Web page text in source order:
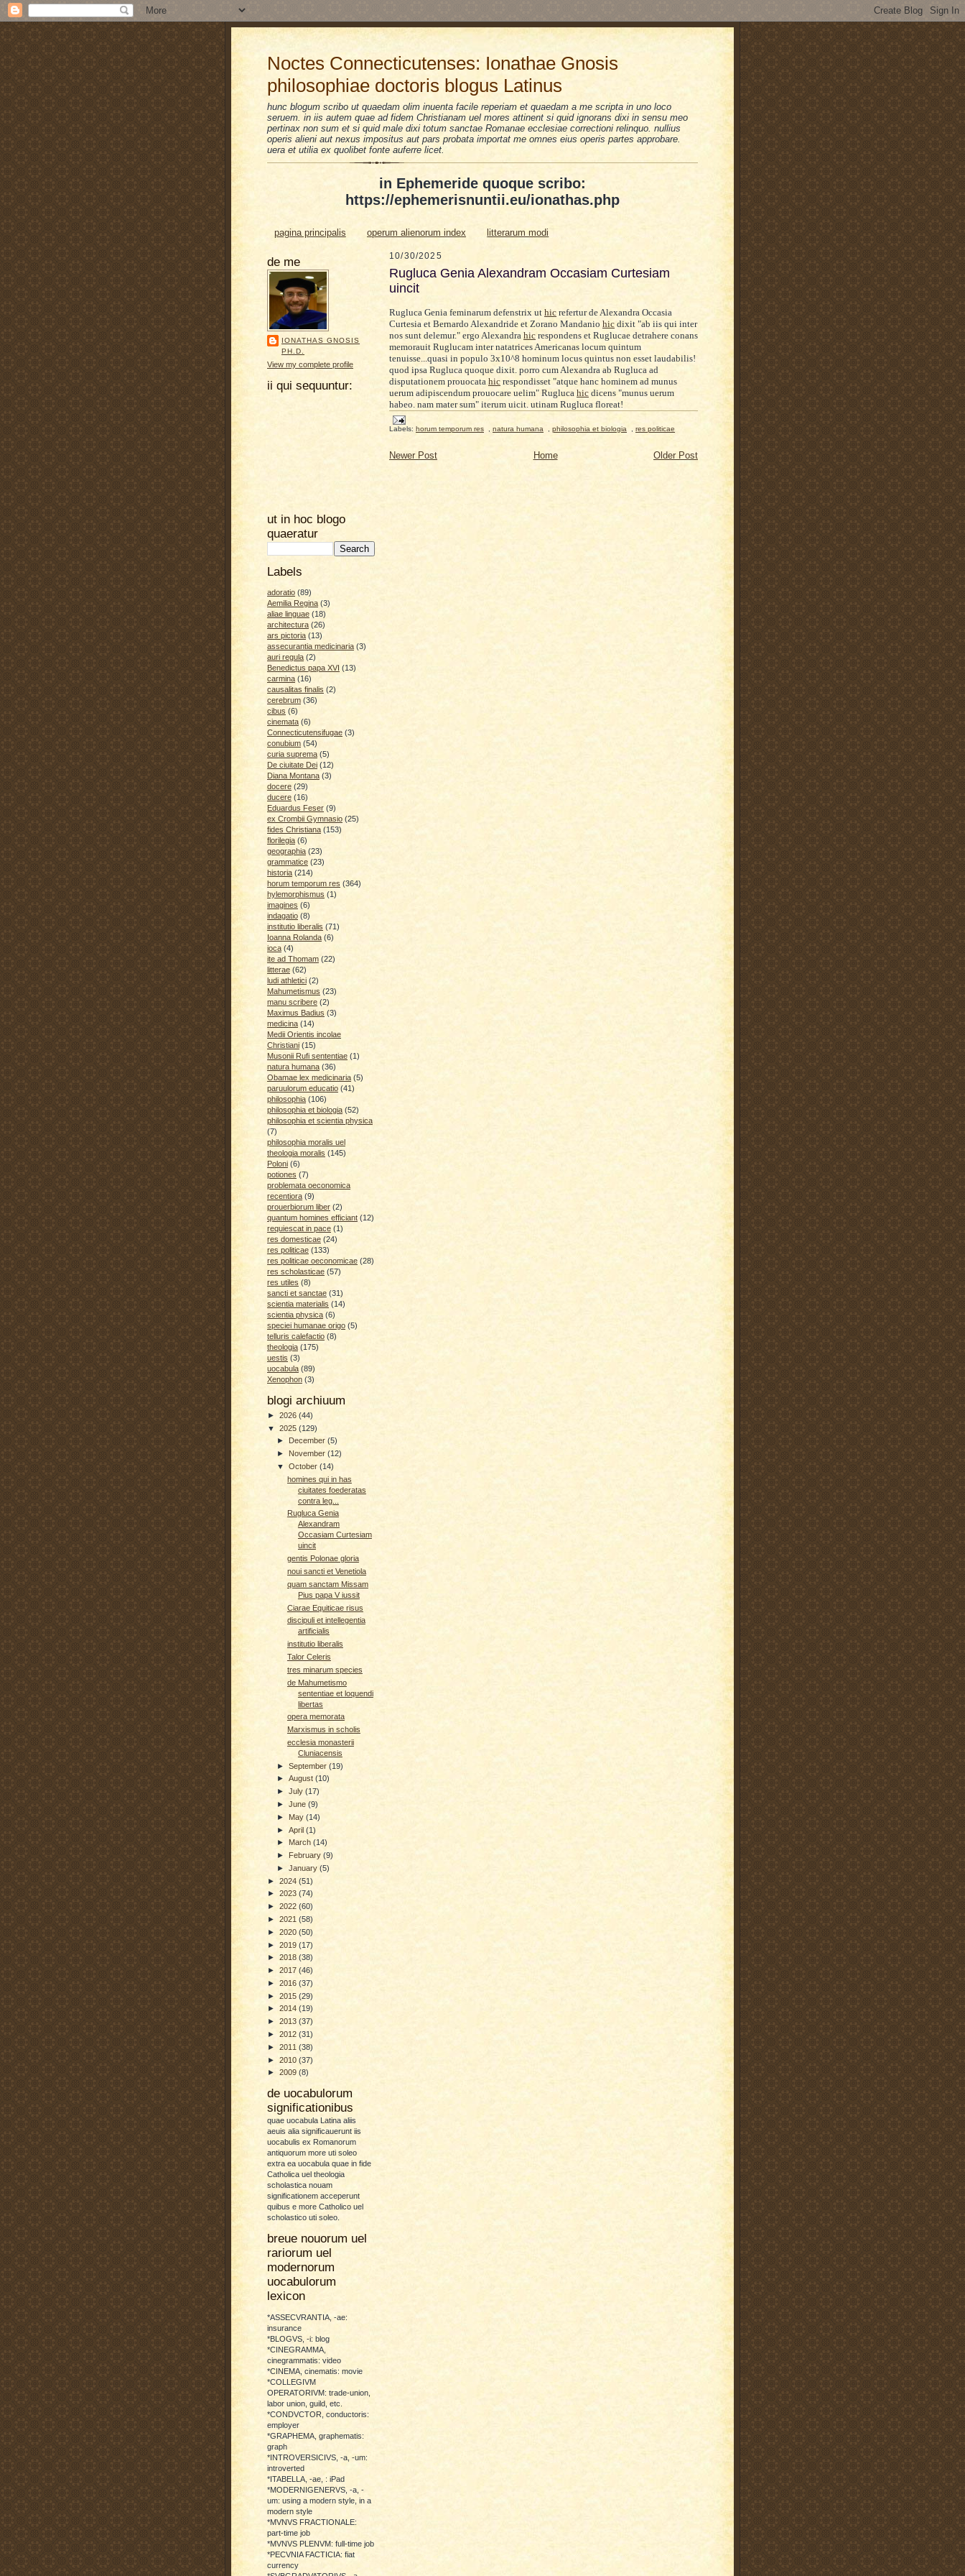
Noctes Connecticutenses: Ionathae Gnosis
philosophiae doctoris blogus Latinus
hunc blogum scribo ut quaedam olim inuenta facile reperiam et quaedam a me scripta in uno loco
seruem. in iis autem quae ad fidem Christianam uel mores attinent si quid ignorans dixi in sensu meo
pertinax non sum et si quid male dixi totum sanctae Romanae ecclesiae correctioni relinquo. nullius
operis alieni aut nexus impositus aut pars probata importat me omnes eius operis partes approbare.
uera et utilia ex quolibet fonte auferre licet.
in Ephemeride quoque scribo:
https://ephemerisnuntii.eu/ionathas.php
pagina principalis operum alienorum index litterarum modi
de me
IONATHAS GNOSIS
PH.D.
View my complete profile
ii qui sequuntur:
ut in hoc blogo
quaeratur
Labels
adoratio (89)
Aemilia Regina (3)
aliae linguae (18)
architectura (26)
ars pictoria (13)
assecurantia medicinaria (3)
auri regula (2)
Benedictus papa XVI (13)
carmina (16)
causalitas finalis (2)
cerebrum (36)
cibus (6)
cinemata (6)
Connecticutensifugae (3)
conubium (54)
curia suprema (5)
De ciuitate Dei (12)
Diana Montana (3)
docere (29)
ducere (16)
Eduardus Feser (9)
ex Crombii Gymnasio (25)
fides Christiana (153)
florilegia (6)
geographia (23)
grammatice (23)
historia (214)
horum temporum res (364)
hylemorphismus (1)
imagines (6)
indagatio (8)
institutio liberalis (71)
Ioanna Rolanda (6)
ioca (4)
ite ad Thomam (22)
litterae (62)
ludi athletici (2)
Mahumetismus (23)
manu scribere (2)
Maximus Badius (3)
medicina (14)
Medii Orientis incolae
Christiani (15)
Musonii Rufi sententiae (1)
natura humana (36)
Obamae lex medicinaria (5)
paruulorum educatio (41)
philosophia (106)
philosophia et biologia (52)
philosophia et scientia physica
(7)
philosophia moralis uel
theologia moralis (145)
Poloni (6)
potiones (7)
problemata oeconomica
recentiora (9)
prouerbiorum liber (2)
quantum homines efficiant (12)
requiescat in pace (1)
res domesticae (24)
res politicae (133)
res politicae oeconomicae (28)
res scholasticae (57)
res utiles (8)
sancti et sanctae (31)
scientia materialis (14)
scientia physica (6)
speciei humanae origo (5)
telluris calefactio (8)
theologia (175)
uestis (3)
uocabula (89)
Xenophon (3)
blogi archiuum
► 2026 (44)
▼ 2025 (129)
►
December(5)
► November(12)
▼October(14)
homines qui in has
ciuitates foederatas
contra leg...
Rugluca Genia
Alexandram
Occasiam Curtesiam
uincit
gentis Polonae gloria
noui sancti et Venetiola
quam sanctam Missam
Pius papa V iussit
Ciarae Equiticae risus
discipuli et intellegentia
artificialis
institutio liberalis
Talor Celeris
tres minarum species
de Mahumetismo
sententiae et loquendi
libertas
opera memorata
Marxismus in scholis
ecclesia monasterii
Cluniacensis
►September(19)
►August(10)
►July(17)
►June(9)
►May(14)
►April(1)
► March(14)
► February(9)
►January(5)
► 2024 (51)
► 2023 (74)
► 2022 (60)
► 2021 (58)
► 2020 (50)
► 2019 (17)
► 2018 (38)
► 2017 (46)
► 2016 (37)
► 2015 (29)
► 2014 (19)
► 2013 (37)
► 2012 (31)
► 2011 (38)
► 2010 (37)
► 2009 (8)
de uocabulorum
significationibus
quae uocabula Latina aliis
aeuis alia significauerunt iis
uocabulis ex Romanorum
antiquorum more uti soleo
extra ea uocabula quae in fide
Catholica uel theologia
scholastica nouam
significationem acceperunt
quibus e more Catholico uel
scholastico uti soleo.
breue nouorum uel
rariorum uel
modernorum
uocabulorum
lexicon
*ASSECVRANTIA, -ae:
insurance
*BLOGVS, -i: blog
*CINEGRAMMA,
cinegrammatis: video
*CINEMA, cinematis: movie
*COLLEGIVM
OPERATORIVM: trade-union,
labor union, guild, etc.
*CONDVCTOR, conductoris:
employer
*GRAPHEMA, graphematis:
graph
*INTROVERSICIVS, -a, -um:
introverted
*ITABELLA, -ae, : iPad
*MODERNIGENERVS, -a, -
um: using a modern style, in a
modern style
*MVNVS FRACTIONALE:
part-time job
*MVNVS PLENVM: full-time job
*PECVNIA FACTICIA: fiat
currency
10/30/2025
Rugluca Genia Alexandram Occasiam Curtesiam
uincit
Rugluca Genia feminarum defenstrix ut hic refertur de Alexandra Occasia
Curtesia et Bernardo Alexandride et Zorano Mandanio hic dixit "ab iis qui inter
nos sunt delemur." ergo Alexandra hic respondens et Ruglucae detrahere conans
memorauit Ruglucam inter natatrices Americanas locum quintum
tenuisse...quasi in populo 3x10^8 hominum locus quintus non esset laudabilis!
quod ipsa Rugluca quoque dixit. porro cum Alexandra ab Rugluca ad
disputationem prouocata hic respondisset "atque hanc hominem ad munus
uerum adipiscendum prouocare uelim" Rugluca hic dicens "munus uerum
habeo. nam mater sum" iterum uicit. utinam Rugluca floreat!
Labels: horum temporum res natura humana philosophia et biologia res politicae
Newer Post Older Post
Home